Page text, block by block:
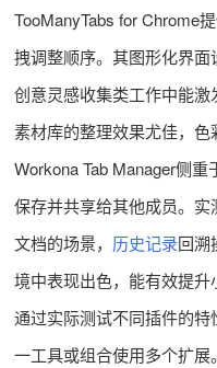
TooManyTabs for Chrome
拽调整顺序。其图形化界
创意灵感收集类工作中能
素材库的整理效果尤佳，色
Workona Tab Manager侧
保存并共享给其他成员。
文档的场景， 历史记录回溯
境中表现出色，能有效提升
通过实际测试不同插件的
一工具或组合使用多个扩